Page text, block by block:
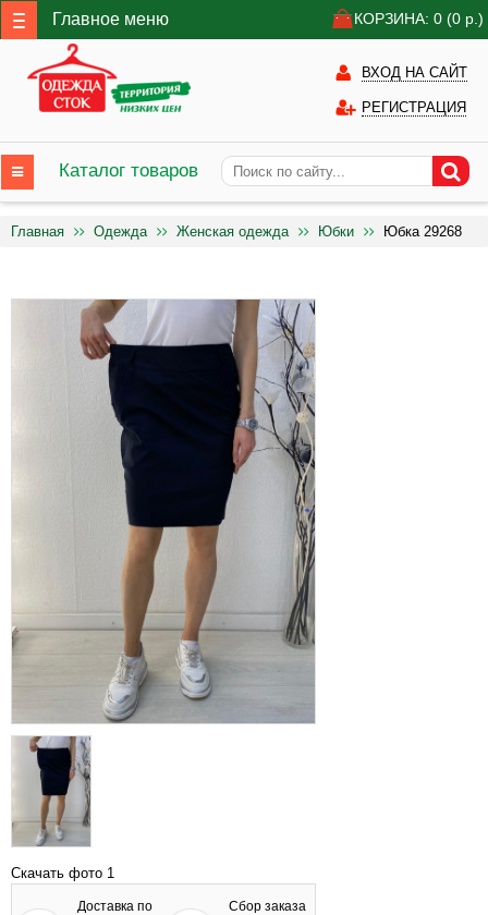
Главное меню КОРЗИНА: 0 (0 р.)
ВХОД НА САЙТ
РЕГИСТРАЦИЯ
Каталог товаров
Главная Одежда Женская одежда Юбки Юбка 29268
Скачать фото 1
Доставка по
Сбор заказа